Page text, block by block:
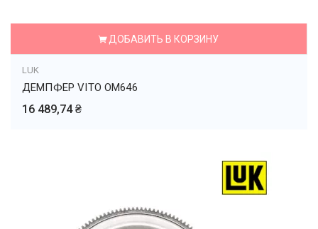
ДОБАВИТЬ В КОРЗИНУ
LUK
ДЕМПФЕР VITO OM646
16 489,74 ₴